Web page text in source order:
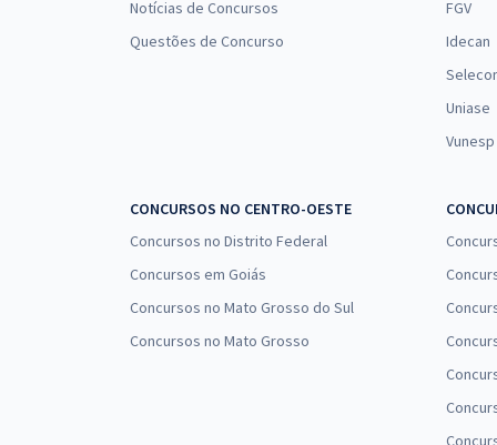
Notícias de Concursos
Questões de Concurso
FGV
Idecan
Uniase
Vunesp
CONCURSOS NO CENTRO-OESTE
Concursos no Distrito Federal
Concursos em Goiás
Concursos no Mato Grosso do Sul
Concursos no Mato Grosso